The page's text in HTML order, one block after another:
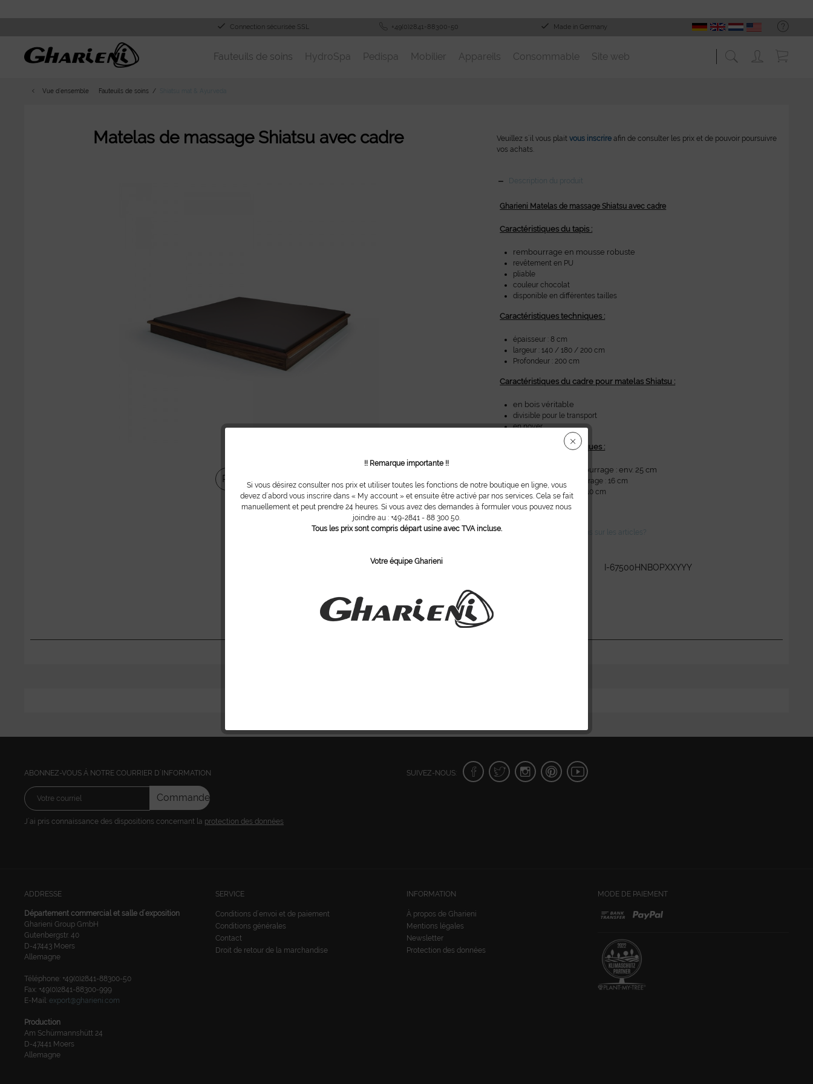
Connection sécurisée SSL +49(0)2841-88300-50 Made in Germany
Fauteuils de soins HydroSpa Pedispa Mobilier Appareils Consommable Site web
Vue d´ensemble Fauteuils de soins
Matelas de massage Shiatsu avec cadre
Partager
Veuillez s´il vous plaitvous inscrire afin de consulter les prix et de pouvoir poursuivre
vos achats.
Description du produit
Gharieni Matelas de massage Shiatsu avec cadre
Caractéristiques du tapis :
rembourrage en mousse robuste
revêtement en PU
pliable
couleur chocolat
disponible en différentes tailles
Caractéristiques techniques :
épaisseur : 8 cm
largeur : 140 / 180 / 200 cm
Profondeur : 200 cm
Caractéristiques du cadre pour matelas Shiatsu :
en bois véritable
divisible pour le transport
en noyer
Caractéristiques techniques :
Hauteur avec rembourrage : env. 25 cm
Hauteur sans rembourrage : 16 cm
Largeur : 150 / 190 / 210 cm
Avez-vous des questions sur les articles?
I-67500HNBOPXXYYY
ABONNEZ-VOUS Á NOTRE COURRIER D´INFORMATION
Commandez
J´ai pris connaissance des dispositions concernant la protection des données
SUIVEZ-NOUS:
ADDRESSE
Département commercial et salle d´exposition
Gharieni Group GmbH
Gutenbergstr. 40
D-47443 Moers
Allemagne
Téléphone: +49(0)2841-88300-50
Fax: +49(0)2841-88300-999
E-Mail: export@gharieni.com
Production
Am Schürmannshütt 24
D-47441 Moers
Allemagne
SERVICE
Conditions d´envoi et de paiement
Conditions générales
Contact
Droit de retour de la marchandise
INFORMATION
À propos de Gharieni
Mentions légales
Newsletter
Protection des données
MODE DE PAIEMENT
!! Remarque importante !!
Si vous désirez consulter nos prix et utiliser toutes les fonctions de notre boutique en ligne, vous
devez d´abord vous inscrire dans « My account » et ensuite être activé par nos services. Cela se fait
manuellement et peut prendre 24 heures. Si vous avez des demandes à formuler vous pouvez nous
joindre au : +49-2841 - 88 300 50.
Tous les prix sont compris départ usine avec TVA incluse.
Votre équipe Gharieni